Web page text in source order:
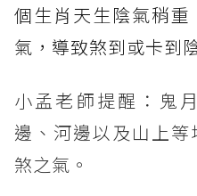
個生肖天生陰氣稍
氣，導致煞到或卡到
小孟老師提醒：鬼
邊、河邊以及山上
煞之氣。